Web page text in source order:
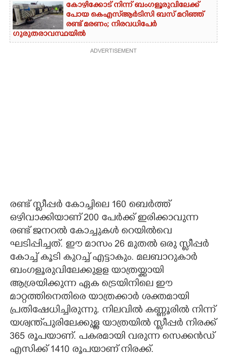
കോഴിക്കോട് നിന്ന് ബംഗളൂരുവിലേക്ക്
പോയ കെഎസ്‌ആർടിസി ബസ് മറിഞ്ഞ്
രണ്ട് മരണം; നിരവധിപേർ
ഗുരുതരാവസ്ഥയിൽ
ADVERTISEMENT
രണ്ട് സ്ലീപ്പർ കോച്ചിലെ 160 ബെർത്ത്
ഒഴിവാക്കിയാണ് 200 പേർക്ക് ഇരിക്കാവുന്ന
രണ്ട് ജനറൽ കോച്ചുകൾ റെയിൽവെ
ഘടിപ്പിച്ചത്. ഈ മാസം 26 മുതൽ ഒരു സ്ലീപ്പർ
കോച്ച് കൂടി കുറച്ച് എട്ടാകും. മലബാറുകാർ
ബംഗളൂരുവിലേക്കുളള യാത്രയ്ക്കായി
ആശ്രയിക്കുന്ന ഏക ട്രെയിനിലെ ഈ
മാറ്റത്തിനെതിരെ യാത്രക്കാർ ശക്തമായി
പ്രതിഷേധിച്ചിരുന്നു. നിലവിൽ കണ്ണൂരിൽ നിന്ന്
യശ്വന്ത്പുരിലേക്കുള്ള യാത്രയിൽ സ്ലീപ്പർ നിരക്ക്
365 രൂപയാണ്. പകരമായി വരുന്ന സെക്കൻഡ്
എസിക്ക് 1410 രൂപയാണ് നിരക്ക്.